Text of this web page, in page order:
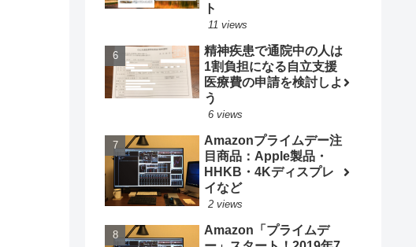
ト
11 views
精神疾患で通院中の人は
1割負担になる自立支援
医療費の申請を検討しよ
う
6 views
Amazonプライムデー注
目商品：Apple製品・
HHKB・4Kディスプレ
イなど
2 views
Amazon「プライムデ